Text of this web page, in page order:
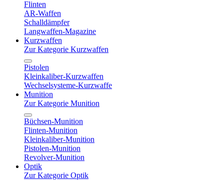
Flinten
AR-Waffen
Schalldämpfer
Langwaffen-Magazine
Kurzwaffen
Zur Kategorie Kurzwaffen
Pistolen
Kleinkaliber-Kurzwaffen
Wechselsysteme-Kurzwaffe
Munition
Zur Kategorie Munition
Büchsen-Munition
Flinten-Munition
Kleinkaliber-Munition
Pistolen-Munition
Revolver-Munition
Optik
Zur Kategorie Optik